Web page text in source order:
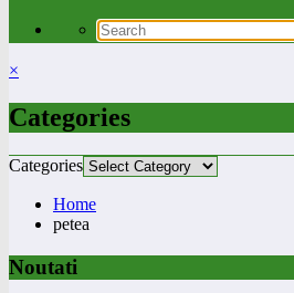
×
Categories
Categories
Home
petea
Noutati